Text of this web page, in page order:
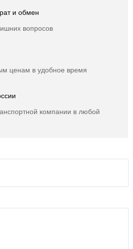
и обмен
вопросов
ценам в удобное время
компании в любой